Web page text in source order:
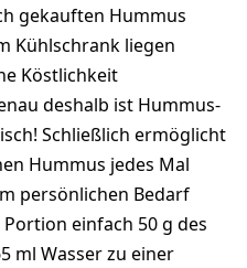
gekauften Hummus
Kühlschrank liegen
Köstlichkeit
deshalb ist Hummus-
Schließlich ermöglicht
Hummus jedes Mal
persönlichen Bedarf
einfach 50 g des
ml Wasser zu einer